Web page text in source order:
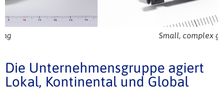
Small, complex geometry
Die Unternehmensgruppe agiert
Lokal, Kontinental und Global